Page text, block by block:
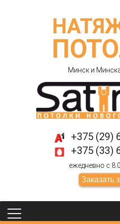
Минск и
+375 (29)
+375 (33)
ежедневно с
Заказать